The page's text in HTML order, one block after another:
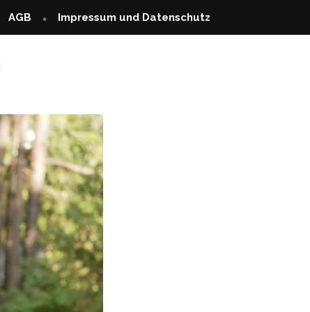
AGB Impressum und Datenschutz